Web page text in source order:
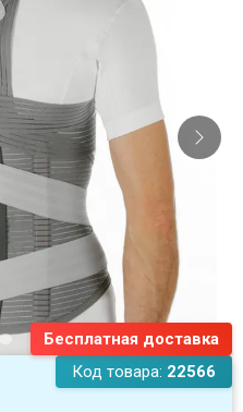
Код товара: 22566
Бесплатная доставка